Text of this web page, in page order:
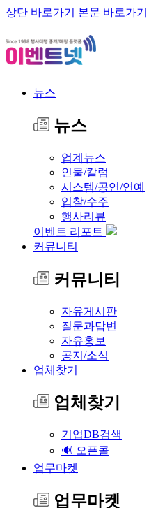
상단 바로가기 본문 바로가기
뉴스
뉴스
업계뉴스
인물/칼럼
시스템/공연/연예
입찰/수주
행사리뷰
이벤트 리포트
커뮤니티
커뮤니티
자유게시판
질문과답변
자유홍보
공지/소식
업체찾기
업체찾기
기업DB검색
🔊 오픈콜
업무마켓
업무마켓